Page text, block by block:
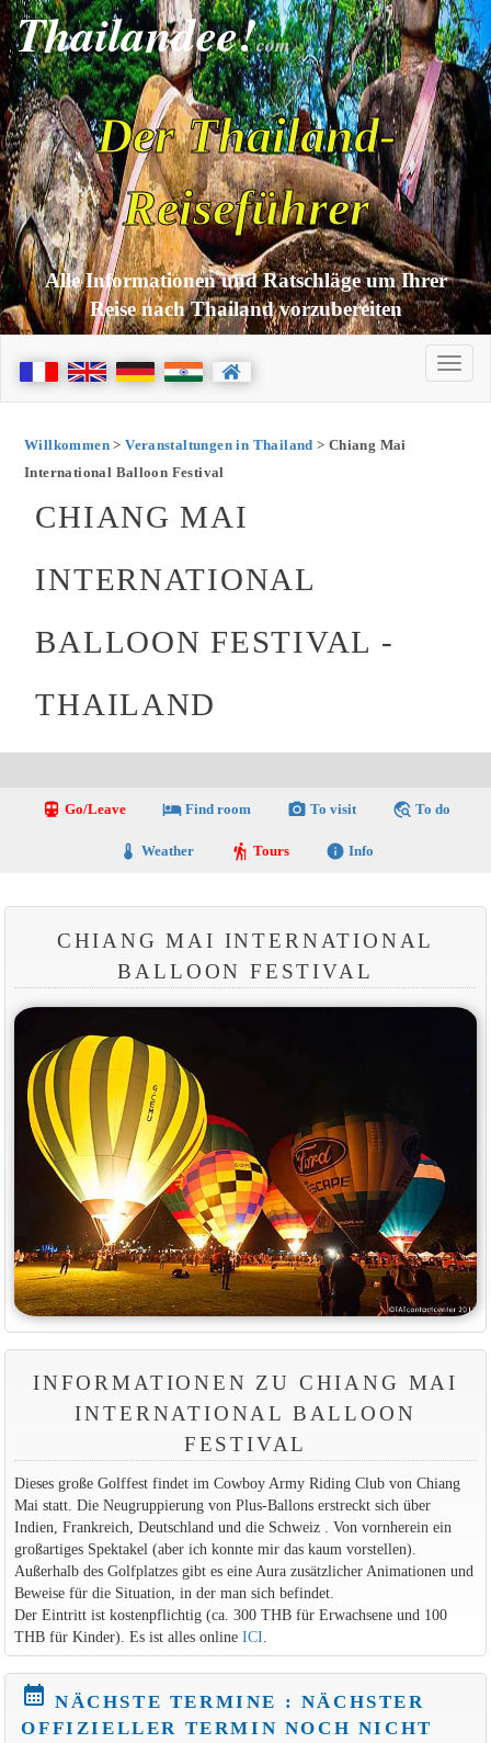
Thailandee!com
Der Thailand-
Reiseführer
Alle Informationen und Ratschläge um Ihrer
Reise nach Thailand vorzubereiten
Willkommen>Veranstaltungen in Thailand > Chiang Mai
International Balloon Festival
CHIANG MAI
INTERNATIONAL
BALLOON FESTIVAL -
THAILAND
directions_transit Go/Leave local_hotelFind room photo_camera To visit travel_explore To do
thermostat Weather hiking Tours info Info
CHIANG MAI INTERNATIONAL
BALLOON FESTIVAL
INFORMATIONEN ZU CHIANG MAI
INTERNATIONAL BALLOON
FESTIVAL
Dieses große Golffest findet im Cowboy Army Riding Club von Chiang
Mai statt. Die Neugruppierung von Plus-Ballons erstreckt sich über
Indien, Frankreich, Deutschland und die Schweiz . Von vornherein ein
großartiges Spektakel (aber ich konnte mir das kaum vorstellen).
Außerhalb des Golfplatzes gibt es eine Aura zusätzlicher Animationen und
Beweise für die Situation, in der man sich befindet.
Der Eintritt ist kostenpflichtig (ca. 300 THB für Erwachsene und 100
THB für Kinder). Es ist alles online ICI.
calendar_month NÄCHSTE TERMINE : NÄCHSTER
OFFIZIELLER TERMIN NOCH NICHT